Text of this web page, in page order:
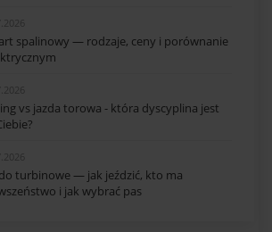
spalinowy — rodzaje, ceny i porównanie
vs jazda torowa - która dyscyplina jest
turbinowe — jak jeździć, kto ma
i jak wybrać pas